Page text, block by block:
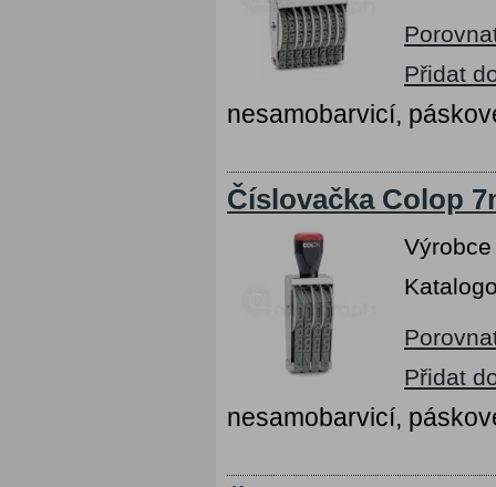
Přidat
nesamobarvicí,
Číslovačka Colop
Přidat
nesamobarvicí,